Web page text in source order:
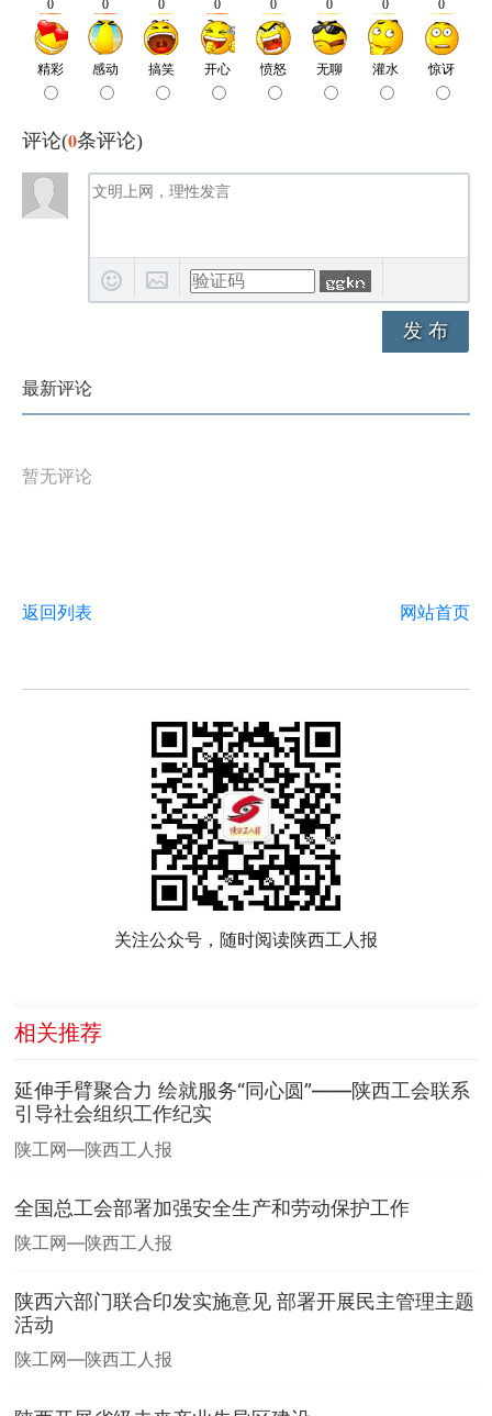
评论(0条评论)
发 布
最新评论
暂无评论
返回列表 网站首页
关注公众号，随时阅读陕西工人报
相关推荐
延伸手臂聚合力 绘就服务“同心圆”——陕西工会联系
引导社会组织工作纪实
陕工网—陕西工人报
全国总工会部署加强安全生产和劳动保护工作
陕工网—陕西工人报
陕西六部门联合印发实施意见 部署开展民主管理主题
活动
陕工网—陕西工人报